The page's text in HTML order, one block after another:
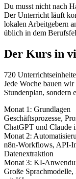
Du musst nicht nach
Der Unterricht läuft
lokalen Arbeitgebern
üblich in dem
Der Kurs in
720
Jede Woche bauen
Stundenplan, sondern
Monat 1: Grundlagen
Geschäftsprozesse,
ChatGPT und Claude
Monat 2:
n8n-Workflows, API-
Datenextraktion
Monat 3: KI-
Große